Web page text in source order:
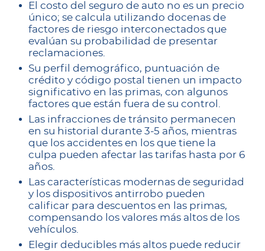
El costo del seguro de auto no es un precio
único; se calcula utilizando docenas de
factores de riesgo interconectados que
evalúan su probabilidad de presentar
reclamaciones.
Su perfil demográfico, puntuación de
crédito y código postal tienen un impacto
significativo en las primas, con algunos
factores que están fuera de su control.
Las infracciones de tránsito permanecen
en su historial durante 3-5 años, mientras
que los accidentes en los que tiene la
culpa pueden afectar las tarifas hasta por 6
años.
Las características modernas de seguridad
y los dispositivos antirrobo pueden
calificar para descuentos en las primas,
compensando los valores más altos de los
vehículos.
Elegir deducibles más altos puede reducir